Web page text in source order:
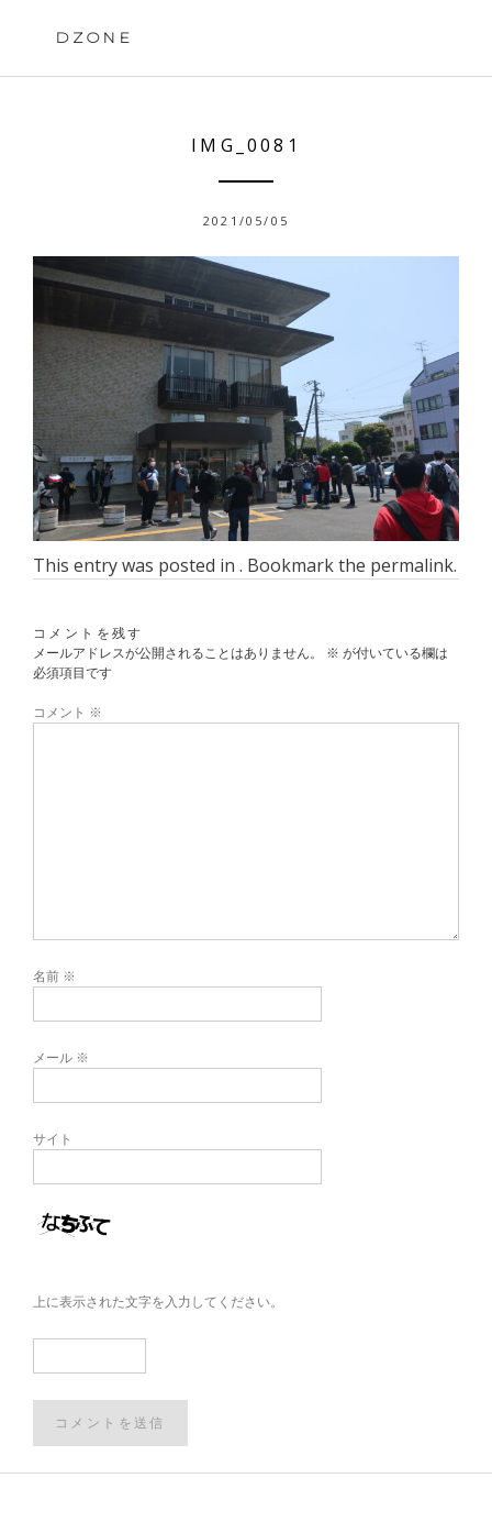
DZONE
IMG_0081
2021/05/05
This entry was posted in . Bookmark the permalink.
コメントを残す
メールアドレスが公開されることはありません。
※ が付いている欄は
必須項目です
コメント ※
名前 ※
メール ※
サイト
上に表示された文字を入力してください。